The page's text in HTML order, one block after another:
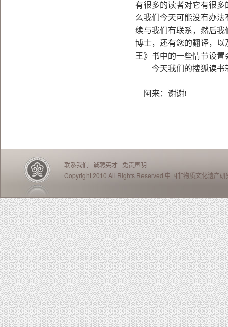
有很多的读者对它有很
么我们今天可能没有办
续与我们有联系，然后
博士，还有您的翻译，
王》书中的一些情节设
今天我们的搜狐读书
阿来：谢谢!
联系我们 | 诚聘英才 | 免责声明
Copyright 2010 All Rights Reserved 中国非物质文化遗产